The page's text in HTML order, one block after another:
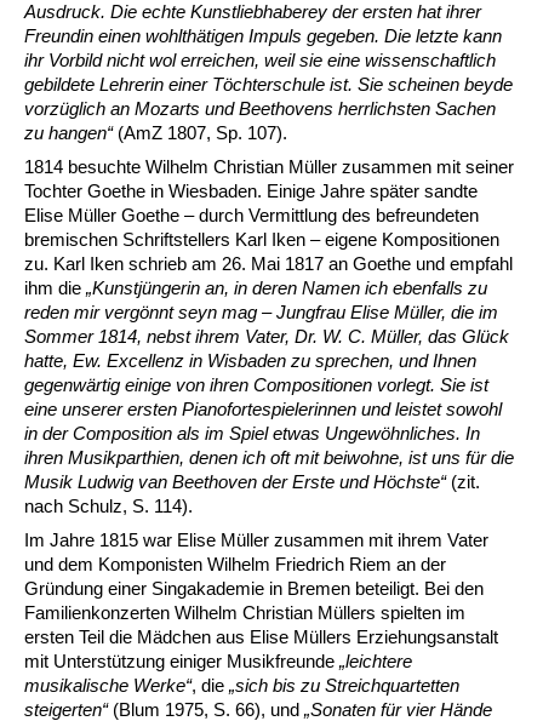
Ausdruck. Die echte Kunstliebhaberey der ersten hat ihrer
Freundin einen wohlthätigen Impuls gegeben. Die letzte kann
ihr Vorbild nicht wol erreichen, weil sie eine wissenschaftlich
gebildete Lehrerin einer Töchterschule ist. Sie scheinen beyde
vorzüglich an Mozarts und Beethovens herrlichsten Sachen
zu hangen“ (AmZ 1807, Sp. 107).
1814 besuchte Wilhelm Christian Müller zusammen mit seiner
Tochter Goethe in Wiesbaden. Einige Jahre später sandte
Elise Müller Goethe – durch Vermittlung des befreundeten
bremischen Schriftstellers Karl Iken – eigene Kompositionen
zu. Karl Iken schrieb am 26. Mai 1817 an Goethe und empfahl
ihm die „Kunstjüngerin an, in deren Namen ich ebenfalls zu
reden mir vergönnt seyn mag – Jungfrau Elise Müller, die im
Sommer 1814, nebst ihrem Vater, Dr. W. C. Müller, das Glück
hatte, Ew. Excellenz in Wisbaden zu sprechen, und Ihnen
gegenwärtig einige von ihren Compositionen vorlegt. Sie ist
eine unserer ersten Pianofortespielerinnen und leistet sowohl
in der Composition als im Spiel etwas Ungewöhnliches. In
ihren Musikparthien, denen ich oft mit beiwohne, ist uns für die
Musik Ludwig van Beethoven der Erste und Höchste“(zit.
nach Schulz, S. 114).
Im Jahre 1815 war Elise Müller zusammen mit ihrem Vater
und dem Komponisten Wilhelm Friedrich Riem an der
Gründung einer Singakademie in Bremen beteiligt. Bei den
Familienkonzerten Wilhelm Christian Müllers spielten im
ersten Teil die Mädchen aus Elise Müllers Erziehungsanstalt
mit Unterstützung einiger Musikfreunde „leichtere
musikalische Werke“, die „sich bis zu Streichquartetten
steigerten“(Blum 1975, S. 66), und „Sonaten für vier Hände